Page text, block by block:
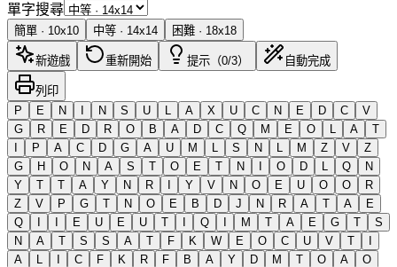
單字搜尋
簡單 · 10x10 中等 · 14x14 困難 · 18x18
新遊戲 重新開始 提示（0/3） 自動完成
列印
P
E N I N S U L A X U C N E D C
V
G
R E D R O B A D C Q M E O L A
T
I
P A C D G A U M L S N L M Z V
Z
G
H O N A S T O E T N I O D L Q
N
Y
T T A Y N R I Y V N O E U O O
R
Z
V P G T N O E B D J N R A T A
E
Q
I I E U E U T I Q I M T A E G T
S
N
A T S S A T F K W E O C U V T
I
A
L I C F K R F B A Y D M T O A
O